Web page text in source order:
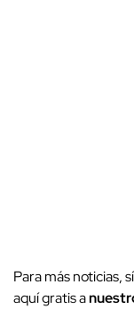
Para más noticias,
aquí gratis a